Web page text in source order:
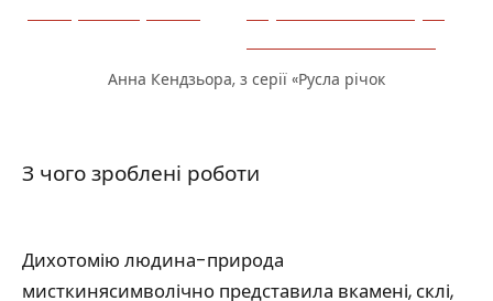
Анна Кендзьора, з серії «Русла річок
З чого зроблені роботи
Дихотомію людина-природа
мисткинясимволічно представила вкамені, склі,